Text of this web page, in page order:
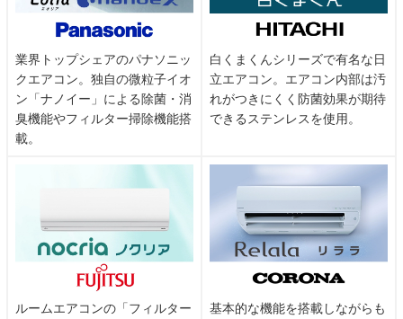
業界トップシェアのパナソニッ
クエアコン。独自の微粒子イオ
ン「ナノイー」による除菌・消
臭機能やフィルター掃除機能搭
載。
白くまくんシリーズで有名な日
立エアコン。エアコン内部は汚
れがつきにくく防菌効果が期待
できるステンレスを使用。
ルームエアコンの「フィルター
基本的な機能を搭載しながらも